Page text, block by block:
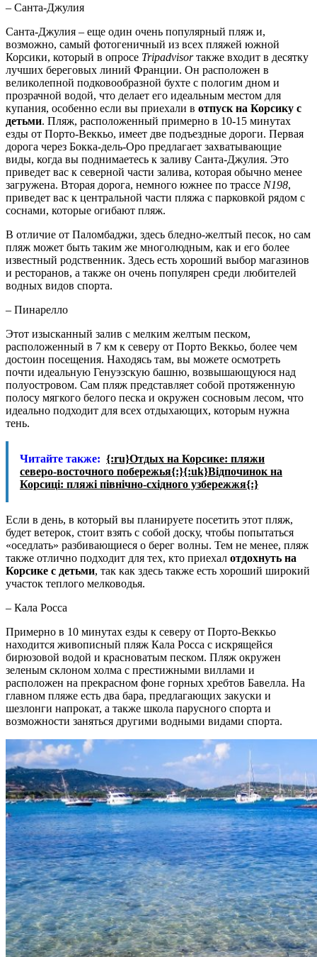
– Санта-Джулия
Санта-Джулия – еще один очень популярный пляж и,
возможно, самый фотогеничный из всех пляжей южной
Корсики, который в опросе Tripadvisorтакже входит в десятку
лучших береговых линий Франции. Он расположен в
великолепной подковообразной бухте с пологим дном и
прозрачной водой, что делает его идеальным местом для
купания, особенно если вы приехали в отпуск на Корсику с
детьми. Пляж, расположенный примерно в 10-15 минутах
езды от Порто-Веккьо, имеет две подъездные дороги. Первая
дорога через Бокка-дель-Оро предлагает захватывающие
виды, когда вы поднимаетесь к заливу Санта-Джулия. Это
приведет вас к северной части залива, которая обычно менее
загружена. Вторая дорога, немного южнее по трассе N198,
приведет вас к центральной части пляжа с парковкой рядом с
соснами, которые огибают пляж.
В отличие от Паломбаджи, здесь бледно-желтый песок, но сам
пляж может быть таким же многолюдным, как и его более
известный родственник. Здесь есть хороший выбор магазинов
и ресторанов, а также он очень популярен среди любителей
водных видов спорта.
– Пинарелло
Этот изысканный залив с мелким желтым песком,
расположенный в 7 км к северу от Порто Веккьо, более чем
достоин посещения. Находясь там, вы можете осмотреть
почти идеальную Генуэзскую башню, возвышающуюся над
полуостровом. Сам пляж представляет собой протяженную
полосу мягкого белого песка и окружен сосновым лесом, что
идеально подходит для всех отдыхающих, которым нужна
тень.
Читайте также: {:ru}Отдых на Корсике: пляжи
северо-восточного побережья{:}{:uk}Відпочинок на
Корсиці: пляжі північно-східного узбережжя{:}
Если в день, в который вы планируете посетить этот пляж,
будет ветерок, стоит взять с собой доску, чтобы попытаться
«оседлать» разбивающиеся о берег волны. Тем не менее, пляж
также отлично подходит для тех, кто приехал отдохнуть на
Корсике с детьми, так как здесь также есть хороший широкий
участок теплого мелководья.
– Кала Росса
Примерно в 10 минутах езды к северу от Порто-Веккьо
находится живописный пляж Кала Росса с искрящейся
бирюзовой водой и красноватым песком. Пляж окружен
зеленым склоном холма с престижными виллами и
расположен на прекрасном фоне горных хребтов Бавелла. На
главном пляже есть два бара, предлагающих закуски и
шезлонги напрокат, а также школа парусного спорта и
возможности заняться другими водными видами спорта.